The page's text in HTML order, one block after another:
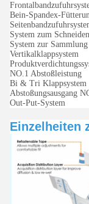
Bein-Spandex-
System zum
System zur
Vertikalklappsystem
NO.1 Abstoßleistung
Bi & Tri Klappsystem
Abstoßungsausgang
Out-Put-System
Einzelheiten